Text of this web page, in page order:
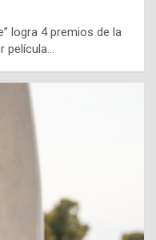
logra 4 premios de la
película…